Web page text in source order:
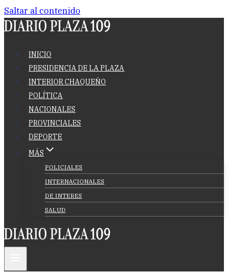
Saltar al contenido
INICIO
PRESIDENCIA DE LA PLAZA
INTERIOR CHAQUEÑO
POLÍTICA
NACIONALES
PROVINCIALES
DEPORTE
MÁS
POLICIALES
INTERNACIONALES
DE INTERES
SALUD